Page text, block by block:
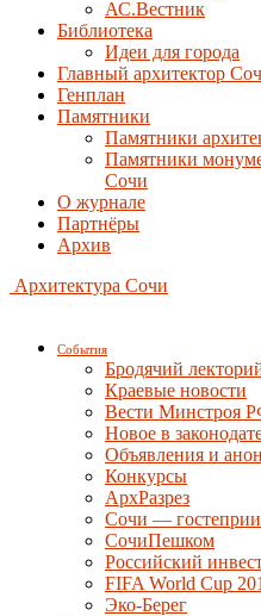
АС.Вестник
Библиотека
Идеи для города
Главный архитектор
Генплан
Памятники
Памятники
Памятники
Сочи
О журнале
Партнёры
Архив
Архитектура Сочи
События
Бродячий
Краевые новости
Вести Минстроя
Новое в
Объявления и
Конкурсы
АрхРазрез
Сочи —
СочиПешком
Российский
FIFA World Cup
Эко-Берег